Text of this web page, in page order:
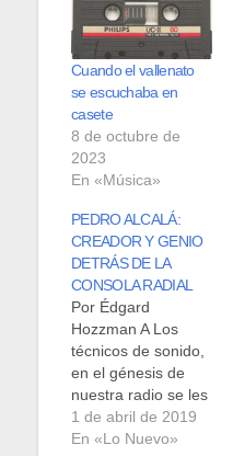
Cuando el vallenato
se escuchaba en
casete
8 de octubre de
2023
En «Música»
PEDRO ALCALÁ:
CREADOR Y GENIO
DETRÁS DE LA
CONSOLA RADIAL
Por Édgard
Hozzman A Los
técnicos de sonido,
en el génesis de
nuestra radio se les
conocían como
consoletistas, más
1 de abril de 2019
En «Lo Nuevo»